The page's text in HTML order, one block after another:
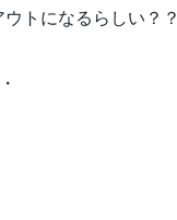
トになるらしい？？